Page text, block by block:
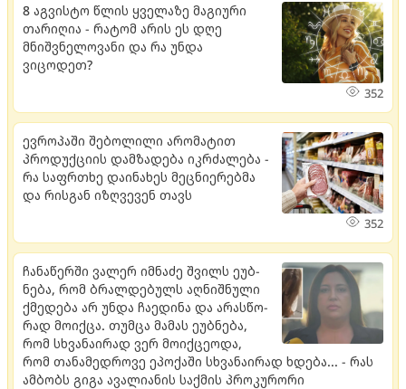
8 აგვისტო წლის ყველაზე მაგიური
თარიღია - რატომ არის ეს დღე
მნიშვნელოვანი და რა უნდა
ვიცოდეთ?
352
ევროპაში შებოლილი არომატით
პროდუქციის დამზადება იკრძალება -
რა საფრთხე დაინახეს მეცნიერებმა
და რისგან იზღვევენ თავს
352
ჩა­ნა­წერ­ში ვა­ლერ იმ­ნა­ძე შვილს ეუბ­
ნე­ბა, რომ ბრალ­დე­ბულს აღ­ნიშ­ნუ­ლი
ქმე­დე­ბა არ უნდა ჩა­ე­დი­ნა და არას­წო­
რად მო­იქ­ცა. თუმ­ცა მა­მას ეუბ­ნე­ბა,
რომ სხვა­ნა­ი­რად ვერ მო­იქ­ცე­ო­და,
რომ თა­ნა­მედ­რო­ვე ეპო­ქა­ში სხვა­ნა­ი­რად ხდე­ბა... - რას
ამბობს გიგა ავალიანის საქმის პროკურორი